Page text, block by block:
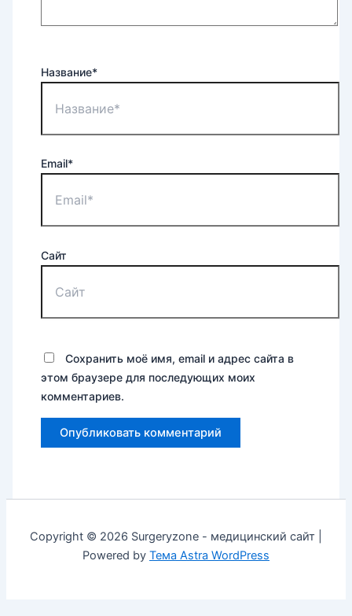
Название*
Email*
Сайт
Сохранить моё имя, email и адрес сайта в
этом браузере для последующих моих
комментариев.
Copyright © 2026 Surgeryzone - медицинский сайт |
Powered by Тема Astra WordPress